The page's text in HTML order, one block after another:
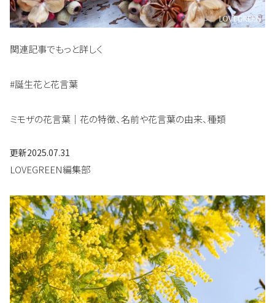
関連記事でもっと詳しく
#誕生花と花言葉
ミモザの花言葉｜花の特徴、名前や花言葉の由来、種類
更新2025.07.31
LOVEGREEN編集部